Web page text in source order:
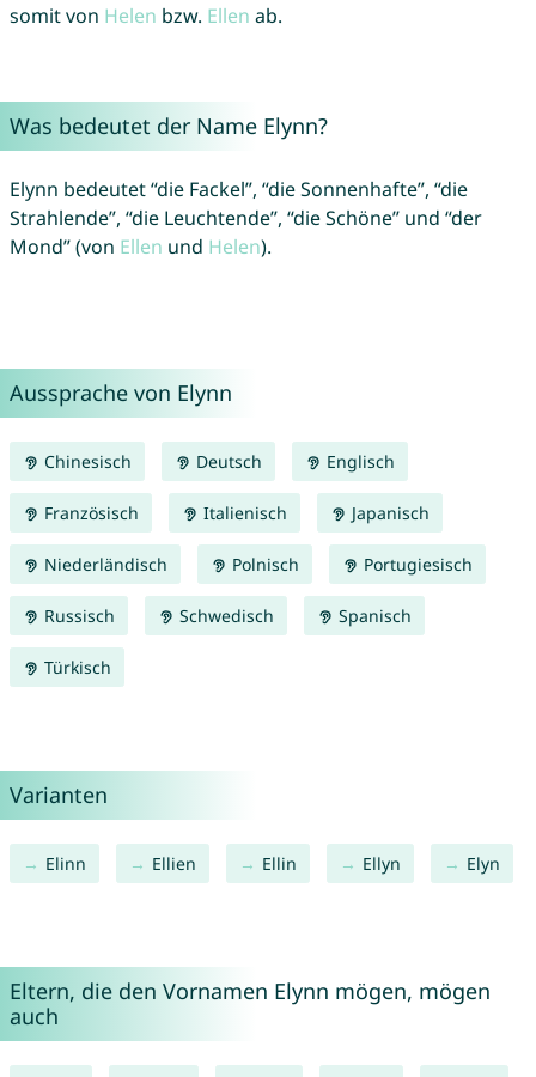
somit von Helen bzw. Ellen ab.
Was bedeutet der Name Elynn?
Elynn bedeutet “die Fackel”, “die Sonnenhafte”, “die
Strahlende”, “die Leuchtende”, “die Schöne” und “der
Mond” (von Ellen und Helen).
Aussprache von Elynn
Chinesisch Deutsch Englisch
Französisch Italienisch Japanisch
Niederländisch Polnisch Portugiesisch
Russisch Schwedisch Spanisch
Türkisch
Varianten
Elinn Ellien Ellin Ellyn Elyn
Eltern, die den Vornamen Elynn mögen, mögen
auch